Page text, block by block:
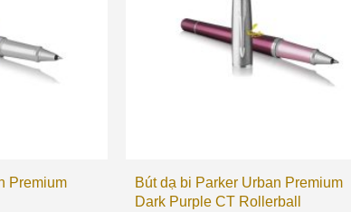
Premium
Bút dạ bi Parker Urban Premium
Dark Purple CT Rollerball